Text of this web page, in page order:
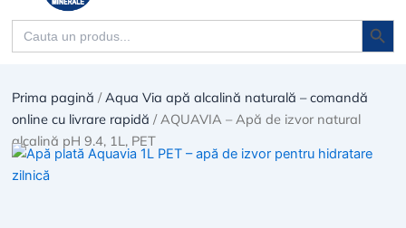
Search
for:
Search Button
Prima pagină /Aqua Via apă alcalină naturală – comandă
online cu livrare rapidă / AQUAVIA – Apă de izvor natural
alcalină pH 9.4, 1L, PET